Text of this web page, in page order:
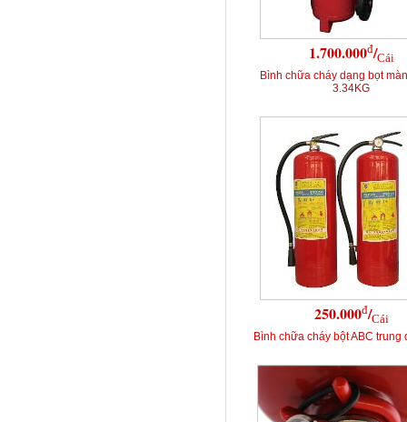
1.700.000đ/Cái
Bình chữa cháy dạng bọt
3.34KG
250.000đ/Cái
Bình chữa cháy bột ABC trung